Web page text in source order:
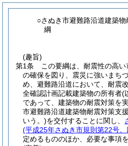
○さぬき市避難路沿道建築
綱
(趣旨)
第1条
この要綱は、耐震性の高
の確保を図り、震災に強いまち
め、避難路沿道において、耐震
全確認計画記載建築物の所有者(
であって、建築物の耐震対策を
市避難路沿道建築物耐震対策支
いう。)を交付することに関し、
(平成25年さぬき市規則第22号
定めるもののほか、必要な事項